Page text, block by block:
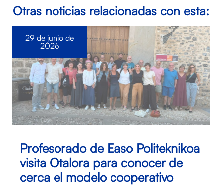
Otras noticias relacionadas con esta:
Profesorado de Easo Politeknikoa
visita Otalora para conocer de
cerca el modelo cooperativo
29 de junio de
2026